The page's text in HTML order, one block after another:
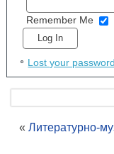
Remember Me
Lost your
« Литературно-